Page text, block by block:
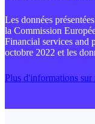
Les données
la Commission
Financial services and
octobre 2022 et les
Plus d'informations